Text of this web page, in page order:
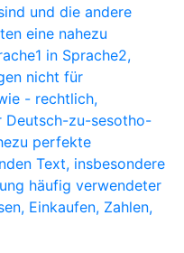
und die andere
eine nahezu
in Sprache2,
nicht für
- rechtlich,
Deutsch-zu-sesotho-
perfekte
Text, insbesondere
häufig verwendeter
Einkaufen, Zahlen,